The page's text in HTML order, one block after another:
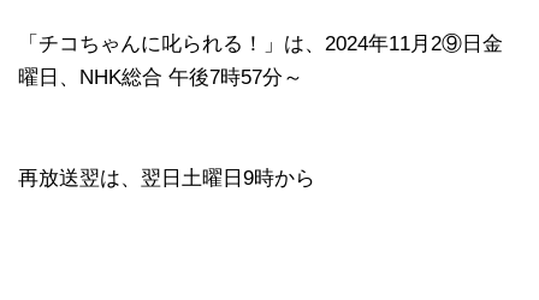
「チコちゃんに叱られる！」​は、2024年11月2⑨日金
曜日、NHK総合 午後7時57分～
再放送翌は、翌日土曜日9時から